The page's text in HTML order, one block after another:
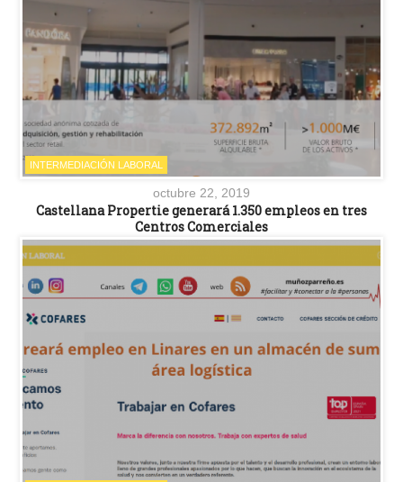
INTERMEDIACIÓN LABORAL
octubre 22, 2019
Castellana Propertie generará 1.350 empleos en tres
Centros Comerciales